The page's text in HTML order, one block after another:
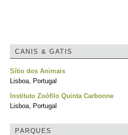
CANIS & GATIS
Sítio dos Animais
Lisboa, Portugal
Instituto Zoófilo Quinta Carbonne
Lisboa, Portugal
PARQUES